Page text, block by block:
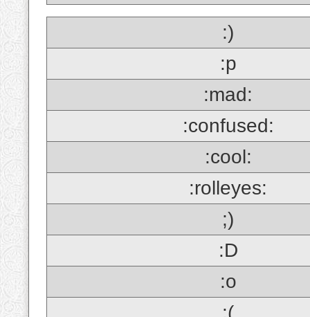
:)
:p
:mad:
:confused:
:cool:
:rolleyes:
;)
:D
:o
:(